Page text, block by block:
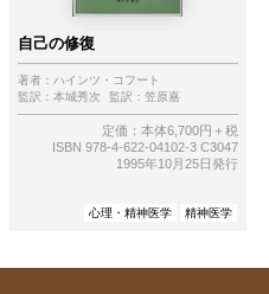
自己の修復
著者： ハインツ・コフート
監訳： 本城秀次 監訳： 笠原嘉
定価：本体6,700円＋税
ISBN 978-4-622-04102-3 C3047
1995年10月25日発行
心理・精神医学 精神医学